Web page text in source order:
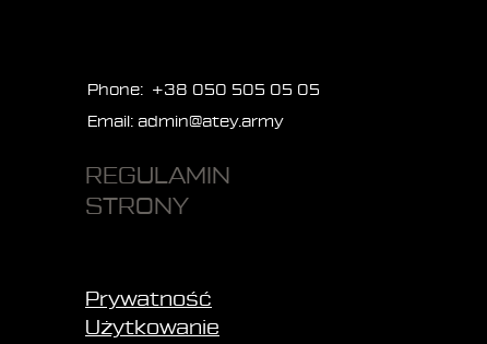
Phone: +38 050 505 05 05
Email: admin@atey.army
REGULAMIN
STRONY
Prywatność
Użytkowanie